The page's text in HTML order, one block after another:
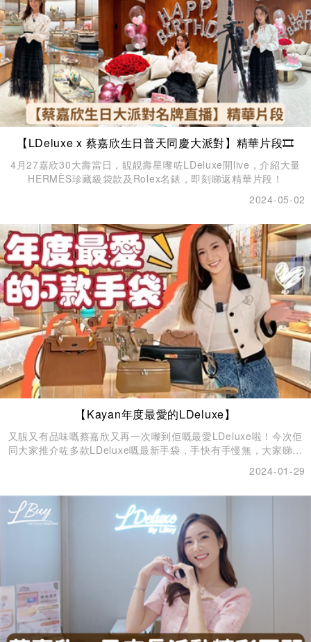
【LDeluxe x 蔡嘉欣生日普天同慶大派對】精華片段🎞️
4月27嘉欣30大壽當日，靚靚壽星嚟咗LDeluxe開live，介紹大量
HERMÈS珍藏級袋款及Rolex名錶，即刻睇返精華片段！
2024-05-02
【Kayan年度最愛的LDeluxe】
又靚又有品味嘅蔡嘉欣又再一次嚟到佢嘅最愛LDeluxe啦！今次佢
同大家推介咗多款LDeluxe嘅最新手袋，手快有手慢無，大家睇嘉
2024-01-29